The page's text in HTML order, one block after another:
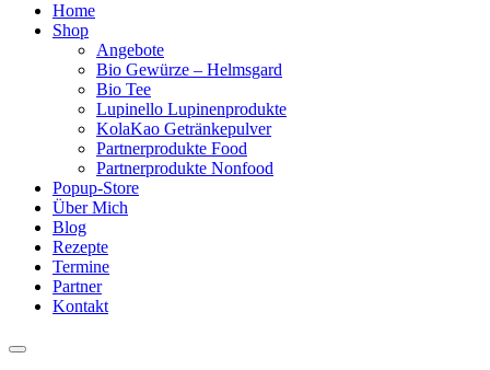
Home
Shop
Angebote
Bio Gewürze – Helmsgard
Bio Tee
Lupinello Lupinenprodukte
KolaKao Getränkepulver
Partnerprodukte Food
Partnerprodukte Nonfood
Popup-Store
Über Mich
Blog
Rezepte
Termine
Partner
Kontakt